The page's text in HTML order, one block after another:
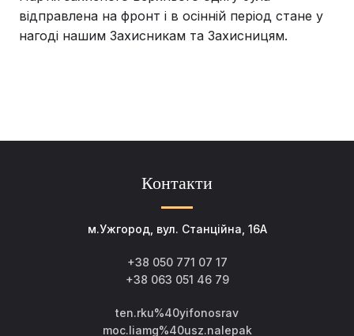
відправлена на фронт і в осінній період стане у
нагоді нашим Захисникам та Захисницям.
Контакти
м.Ужгород, вул. Станційна, 16А
+38 050 771 07 17
+38 063 051 46 79
ten.rku%40yifonosrav
moc.liamg%40usz.nalepak